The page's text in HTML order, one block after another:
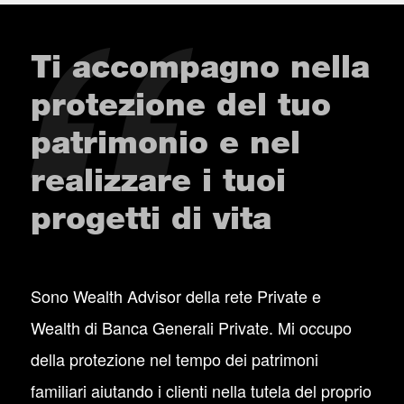
Ti accompagno nella
protezione del tuo
patrimonio e nel
realizzare i tuoi
progetti di vita
Sono Wealth Advisor della rete Private e
Wealth di Banca Generali Private. Mi occupo
della protezione nel tempo dei patrimoni
familiari aiutando i clienti nella tutela del proprio